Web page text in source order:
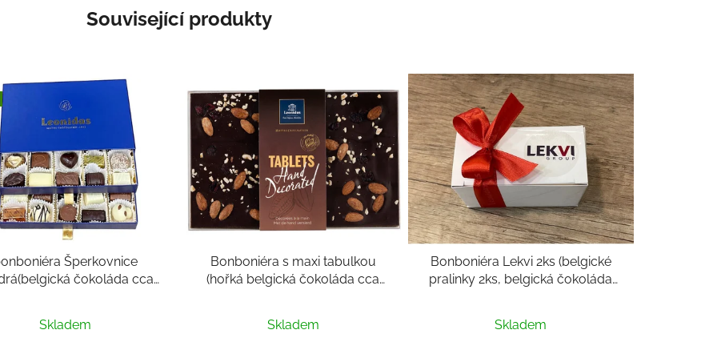
Související produkty
Šperkovnice
čokoláda cca
hodnocení
Skladem
Bonboniéra s maxi tabulkou
(hořká belgická čokoláda cca
Skladem
Bonboniéra Lekvi 2ks (belgické
pralinky 2ks, belgická čokoláda
Skladem